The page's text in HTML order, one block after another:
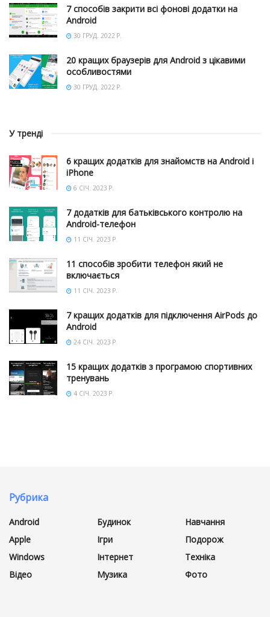
7 способів закрити всі фонові додатки на
Android
30 ГРУД. 2022 Р.
20 кращих браузерів для Android з цікавими
особливостями
30 ГРУД. 2022 Р.
У тренді
6 кращих додатків для знайомств на Android і
iPhone
6 СІЧ. 2023 Р.
7 додатків для батьківського контролю на
Android-телефон
11 СІЧ. 2023 Р.
11 способів зробити телефон який не
включається
11 СІЧ. 2023 Р.
7 кращих додатків для підключення AirPods до
Android
24 СІЧ. 2023 Р.
15 кращих додатків з програмою спортивних
тренувань
4 СІЧ. 2023 Р.
Рубрика
Android
Apple
Windows
Відео
Будинок
Ігри
Інтернет
Музика
Навчання
Подорож
Техніка
Фото